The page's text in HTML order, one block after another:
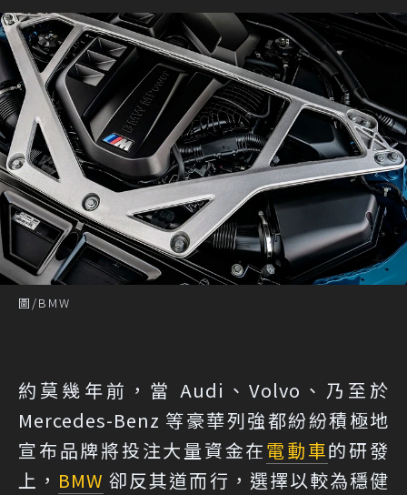
圖/BMW
約莫幾年前，當 Audi、Volvo、乃至於
Mercedes-Benz 等豪華列強都紛紛積極地
宣布品牌將投注大量資金在電動車的研發
上， BMW 卻反其道而行，選擇以較為穩健